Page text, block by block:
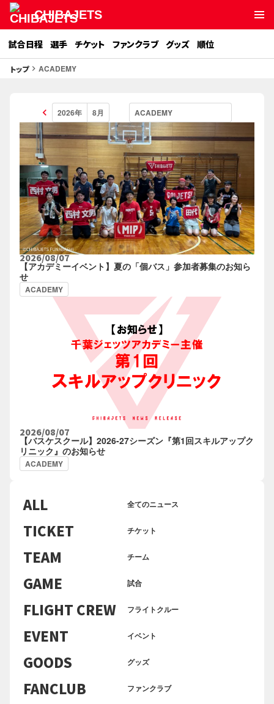
CHIBAJETS
試合日程 選手 チケット ファンクラブ グッズ 順位
トップkeyboard_arrow_right ACADEMY
keyboard_arrow_left
2026/08/07
【アカデミーイベント】夏の「個バス」参加者募集のお知ら
せ
ACADEMY
2026/08/07
【バスケスクール】2026-27シーズン『第1回スキルアップク
リニック』のお知らせ
ACADEMY
ALL 全てのニュース
TICKET チケット
TEAM チーム
GAME 試合
FLIGHT CREW フライトクルー
EVENT イベント
GOODS グッズ
FANCLUB ファンクラブ